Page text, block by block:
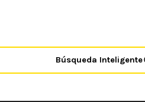
Búsqueda Inteligente